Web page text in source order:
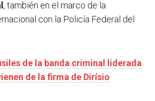
, también en el marco de la
con la Policía Federal del
de la banda criminal liderada
de la firma de Dirísio